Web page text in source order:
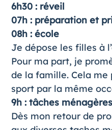
6h30 : réveil
07h : préparation et
08h : école
Je dépose les filles à
Pour ma part, je
de la famille. Cela
sport par la même
9h : tâches ménagères
Dès mon retour de